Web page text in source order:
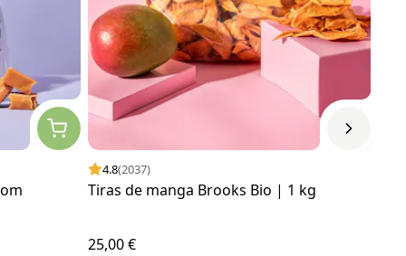
4.8(2037)
Tiras de manga Brooks Bio | 1 kg
25,00 €